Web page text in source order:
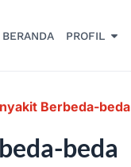
BERANDA PROFIL
Berbeda-beda
beda